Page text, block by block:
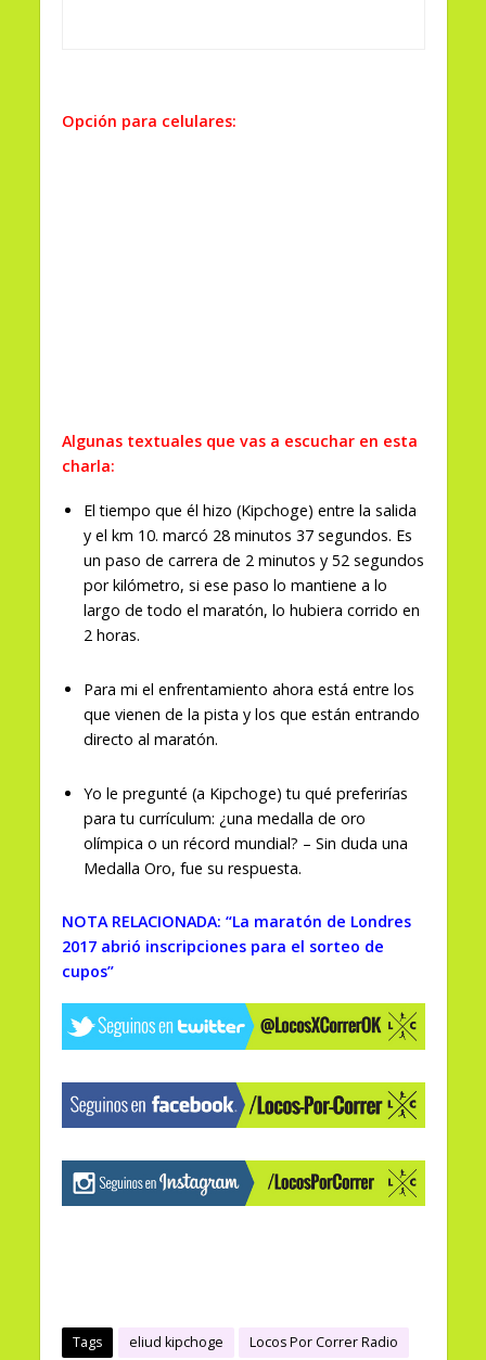
Opción para celulares:
Algunas textuales que vas a escuchar en esta
charla:
El tiempo que él hizo (Kipchoge) entre la salida
y el km 10. marcó 28 minutos 37 segundos. Es
un paso de carrera de 2 minutos y 52 segundos
por kilómetro, si ese paso lo mantiene a lo
largo de todo el maratón, lo hubiera corrido en
2 horas.
Para mi el enfrentamiento ahora está entre los
que vienen de la pista y los que están entrando
directo al maratón.
Yo le pregunté (a Kipchoge) tu qué preferirías
para tu currículum: ¿una medalla de oro
olímpica o un récord mundial? – Sin duda una
Medalla Oro, fue su respuesta.
NOTA RELACIONADA: “La maratón de Londres
2017 abrió inscripciones para el sorteo de
cupos”
Tags eliud kipchoge Locos Por Correr Radio